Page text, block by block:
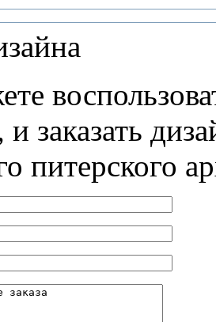
заказать
питерского